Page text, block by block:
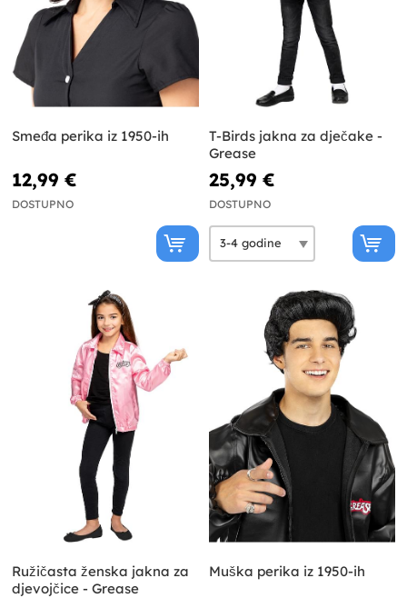
Smeđa perika iz 1950-ih
12,99 €
DOSTUPNO
T-Birds jakna za dječake -
Grease
25,99 €
DOSTUPNO
Ružičasta ženska jakna za
djevojčice - Grease
Muška perika iz 1950-ih